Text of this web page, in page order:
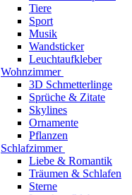
Tiere
Sport
Musik
Wandsticker
Leuchtaufkleber
Wohnzimmer
3D Schmetterlinge
Sprüche & Zitate
Skylines
Ornamente
Pflanzen
Schlafzimmer
Liebe & Romantik
Träumen & Schlafen
Sterne